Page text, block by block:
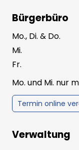
Bürgerbüro
Mo., Di. & Do.
Mi.
Fr.
Mo. und Mi. nur
Termin online
Verwaltung